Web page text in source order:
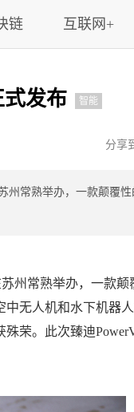
链 互联网+
发布 智能
分享
州常熟举办，一款颠覆
州常熟举办，一款颠
中无人机和水下机器
荣。此次臻迪